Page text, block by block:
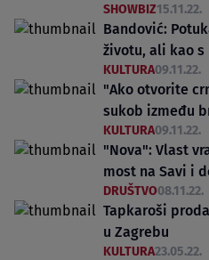
SHOWBIZ15.11.22.
Bandović:
životu, ali kao
KULTURA09.11.22.
"Ako otvorite
sukob između
KULTURA09.11.22.
"Nova": Vlast
most na Savi i
DRUŠTVO08.11.22.
Tapkaroši
u Zagrebu
KULTURA23.05.22.